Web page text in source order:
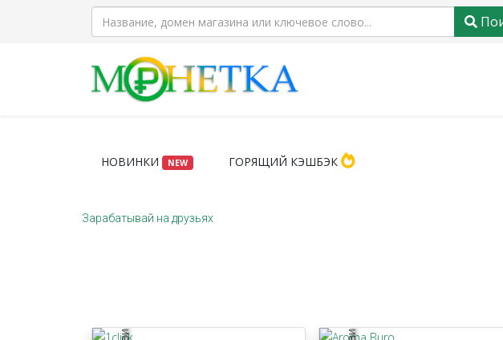
НОВИНКИ NEW ГОРЯЩИЙ КЭШБЭК
Зарабатывай на друзьях